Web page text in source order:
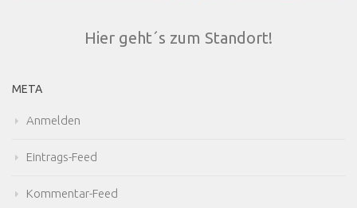
Hier geht´s zum Standort!
META
Anmelden
Eintrags-Feed
Kommentar-Feed